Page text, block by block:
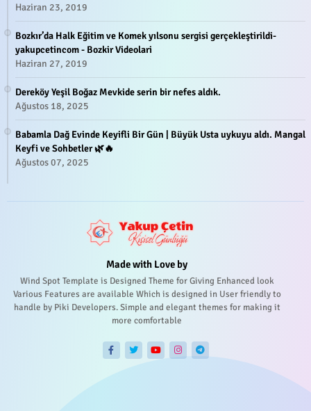
Haziran 23, 2019
Bozkır’da Halk Eğitim ve Komek yılsonu sergisi gerçekleştirildi-
yakupcetincom - Bozkir Videolari
Haziran 27, 2019
Dereköy Yeşil Boğaz Mevkide serin bir nefes aldık.
Ağustos 18, 2025
Babamla Dağ Evinde Keyifli Bir Gün | Büyük Usta uykuyu aldı. Mangal
Keyfi ve Sohbetler 🌿🔥
Ağustos 07, 2025
Made with Love by
Wind Spot Template is Designed Theme for Giving Enhanced look
Various Features are available Which is designed in User friendly to
handle by Piki Developers. Simple and elegant themes for making it
more comfortable